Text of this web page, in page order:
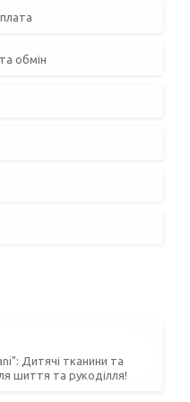
обмін
Дитячі тканини та
шиття та рукоділля!